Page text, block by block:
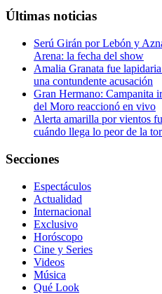
Últimas noticias
Serú Girán por Lebón y
Arena: la fecha del show
Amalia Granata fue
una contundente acusación
Gran Hermano: Campanita
del Moro reaccionó en vivo
Alerta amarilla por vientos
cuándo llega lo peor de la
Secciones
Espectáculos
Actualidad
Internacional
Exclusivo
Horóscopo
Cine y Series
Videos
Música
Qué Look